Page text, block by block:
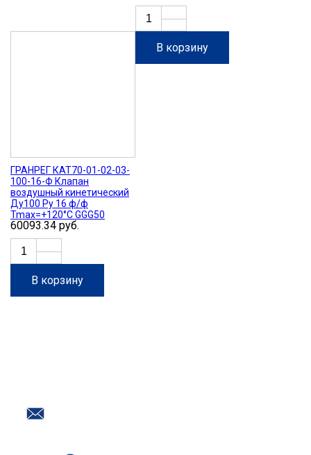
В корзину
ГРАНРЕГ КАТ70-01-02-03-
100-16-Ф Клапан
воздушный кинетический
Ду100 Ру 16 ф/ф
Tmax=+120°C GGG50
60093.34 руб.
В корзину